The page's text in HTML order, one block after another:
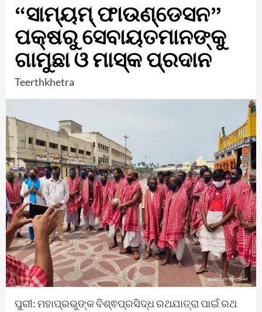
“ସାମ୍ୟମ୍ ଫାଉଣ୍ଡେସନ”
ପକ୍ଷରୁ ସେବାୟତମାନଙ୍କୁ
ଗାମୁଛା ଓ ମାସ୍କ ପ୍ରଦାନ
Teerthkhetra
ପୁରୀ: ମହାପ୍ରଭୁଙ୍କ ବିଶ୍ଵପ୍ରସିଦ୍ଧ ରଥଯାତ୍ରା ପାଇଁ ରଥ